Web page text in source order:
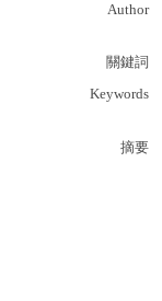
Author
關鍵詞
Keywords
摘要